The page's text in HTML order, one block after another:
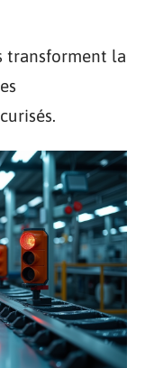
transforment la